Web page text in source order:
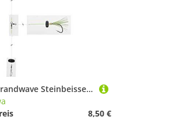
DAIWA Grandwave Steinbeisser-Vorfach Rattlin zum Angeln 150cm Black-Green 16517-260
8,50 €